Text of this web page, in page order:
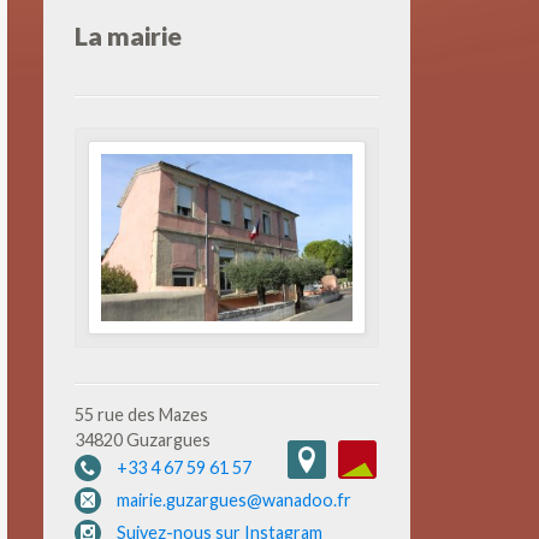
La mairie
55 rue des Mazes
34820 Guzargues
+33 4 67 59 61 57
mairie.guzargues@wanadoo.fr
Suivez-nous sur Instagram